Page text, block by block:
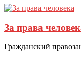
За права
Гражданский